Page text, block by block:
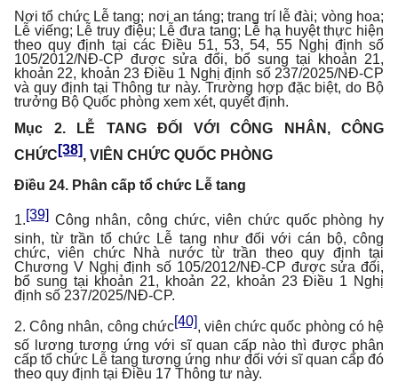
Nơi tổ chức Lễ tang; nơi an táng; trang trí lễ đài; vòng hoa;
Lễ viếng; Lễ truy điệu; Lễ đưa tang; Lễ hạ huyệt thực hiện
theo quy định tại các Điều 51, 53, 54, 55 Nghị định số
105/2012/NĐ-CP được sửa đổi, bổ sung tại khoản 21,
khoản 22, khoản 23 Điều 1 Nghị định số 237/2025/NĐ-CP
và quy định tại Thông tư này. Trường hợp đặc biệt, do Bộ
trưởng Bộ Quốc phòng xem xét, quyết định.
Mục 2. LỄ TANG ĐỐI VỚI CÔNG NHÂN, CÔNG
CHỨC [38], VIÊN CHỨC QUỐC PHÒNG
Điều 24. Phân cấp tổ chức Lễ tang
1. [39]
Công nhân, công chức, viên chức quốc phòng hy
sinh, từ trần tổ chức Lễ tang như đối với cán bộ, công
chức, viên chức Nhà nước từ trần theo quy định tại
Chương V Nghị định số 105/2012/NĐ-CP được sửa đổi,
bổ sung tại khoản 21, khoản 22, khoản 23 Điều 1 Nghị
định số 237/2025/NĐ-CP.
2. Công nhân, công chức[40], viên chức quốc phòng có hệ
số lương tương ứng với sĩ quan cấp nào thì được phân
cấp tổ chức Lễ tang tương ứng như đối với sĩ quan cấp đó
theo quy định tại Điều 17 Thông tư này.